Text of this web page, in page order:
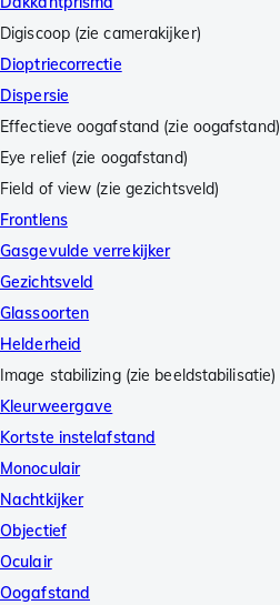
Digiscoop (zie camerakijker)
Dioptriecorrectie
Dispersie
Effectieve oogafstand (zie oogafstand)
Eye relief (zie oogafstand)
Field of view (zie gezichtsveld)
Frontlens
Gasgevulde verrekijker
Gezichtsveld
Glassoorten
Helderheid
Image stabilizing (zie beeldstabilisatie)
Kleurweergave
Kortste instelafstand
Monoculair
Nachtkijker
Objectief
Oculair
Oogafstand